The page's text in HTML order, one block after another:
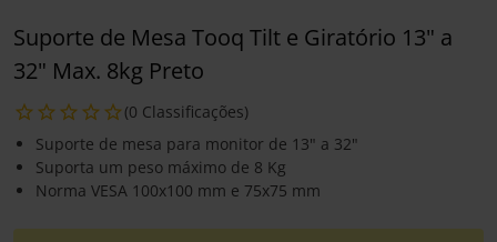
Suporte de Mesa Tooq Tilt e Giratório 13" a
32" Max. 8kg Preto
(0 Classificações)
Suporte de mesa para monitor de 13" a 32"
Suporta um peso máximo de 8 Kg
Norma VESA 100x100 mm e 75x75 mm